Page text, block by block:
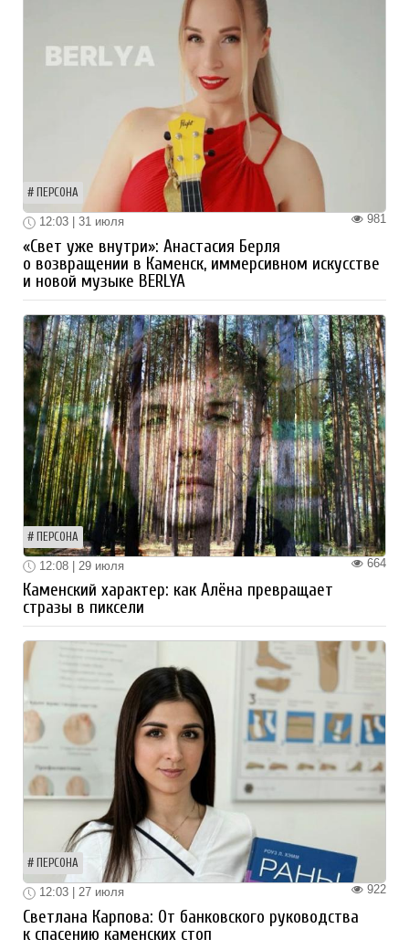
ПЕРСОНА
981
12:03 | 31 июля
«Свет уже внутри»: Анастасия Берля
о возвращении в Каменск, иммерсивном искусстве
и новой музыке BERLYA
ПЕРСОНА
664
12:08 | 29 июля
Каменский характер: как Алёна превращает
стразы в пиксели
ПЕРСОНА
922
12:03 | 27 июля
Светлана Карпова: От банковского руководства
к спасению каменских стоп